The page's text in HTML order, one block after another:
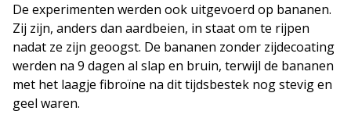
De experimenten werden ook uitgevoerd op bananen.
Zij zijn, anders dan aardbeien, in staat om te rijpen
nadat ze zijn geoogst. De bananen zonder zijdecoating
werden na 9 dagen al slap en bruin, terwijl de bananen
met het laagje fibroïne na dit tijdsbestek nog stevig en
geel waren.